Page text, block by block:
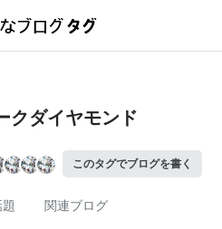
クダイヤモンド
このタグでブログを書く
関連ブログ